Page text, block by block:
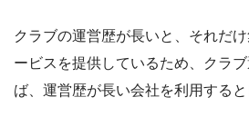
クラブの運営歴が長いと、それだ
ービスを提供しているため、クラ
ば、運営歴が長い会社を利用すると